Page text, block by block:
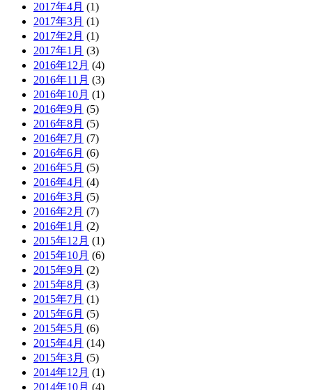
2017年4月 (1)
2017年3月 (1)
2017年2月 (1)
2017年1月 (3)
2016年12月 (4)
2016年11月 (3)
2016年10月 (1)
2016年9月 (5)
2016年8月 (5)
2016年7月 (7)
2016年6月 (6)
2016年5月 (5)
2016年4月 (4)
2016年3月 (5)
2016年2月 (7)
2016年1月 (2)
2015年12月 (1)
2015年10月 (6)
2015年9月 (2)
2015年8月 (3)
2015年7月 (1)
2015年6月 (5)
2015年5月 (6)
2015年4月 (14)
2015年3月 (5)
2014年12月 (1)
2014年10月 (4)